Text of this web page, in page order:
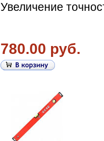
Увеличение
780.00 руб.